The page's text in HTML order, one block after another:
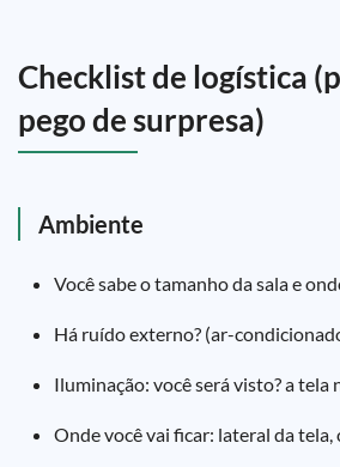
Checklist de logística
pego de surpresa)
Ambiente
Você sabe o tamanho da sala e
Há ruído externo? (ar-
Iluminação: você será visto? a tela
Onde você vai ficar: lateral da tela,